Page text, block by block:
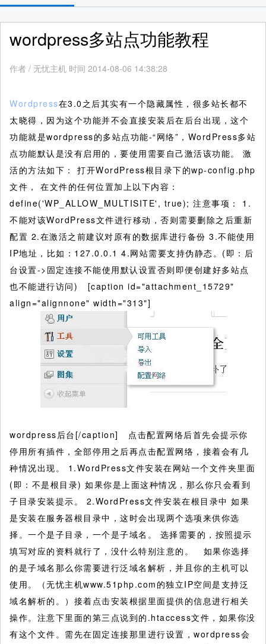
wordpress多站点功能教程
作者 / 无忧主机 时间 2014-08-06 14:38:28
Wordpress在3.0之后其实有一个隐藏属性，很多站长都不
太晓得，因为这个功能并不会直接安装后在后台出现，这个
功能就是wordpress的多站点功能-“网络”，WordPress多站
点功能默认是没有启用的，要使用需要自己激活该功能。 激
活的方法如下： 打开WordPress根目录下的wp-config.php
文件， 在文件的任何位置加上以下内容：
define('WP_ALLOW_MULTISITE', true); 注意事项： 1.
不能对该WordPress文件进行移动，否则需要删除之后重新
配置 2.在激活之前建议对原有的数据库进行备份 3.不能使用
IP地址，比如：127.0.0.1 4.网站需要支持伪静态。(即：后
台设置->固定连接不能使用默认设置否则即便创建好多站点
也不能进行访问) [caption id="attachment_15729"
align="alignnone" width="313"]
wordpress后台[/caption] 点击配置网络后首先会提示你
停用所有插件，全部停用之后再点击配置网络，接着会有几
种情况出现。 1.WordPress文件安装在网站一个文件夹里面
(即：不是根目录) 如果你是上面这种情况，那么你只会看到
子目录安装提示。 2.WordPress文件安装在根目录中 如果
是安装在服务器根目录中，这时会出现两个选项来供你选
择。一个是子目录，一个是子域名。 选择需要的，按照提示
填写对应的资料就行了，没什么特别注意的。 如果你选择
的是子域名那么你需要进行泛域名解析，并且你的主机可以
使用。（无忧主机www.51php.com的独立IP空间是支持泛
域名解析的。）接着点击安装根据里面提供的信息进行相关
操作。注意下里面的第三点说到的.htaccess文件，如果你没
有这个文件。需先在固定连接那里进行设置，wordpress会